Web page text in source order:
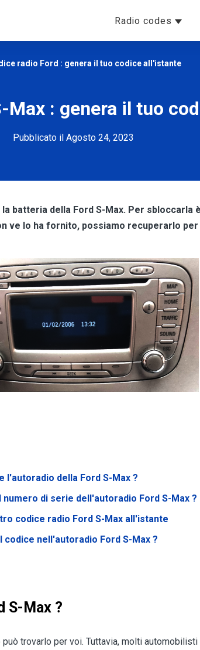
Radio codes
radio Ford : genera il tuo codice all'istante
Max : genera il tuo
Pubblicato il Agosto 24, 2023
batteria della Ford S-Max. Per
ve lo ha fornito, possiamo recuperarlo per
l'autoradio della Ford S-Max ?
di serie dell'autoradio Ford S-Max ?
codice radio Ford S-Max all'istante
codice nell'autoradio Ford S-Max ?
S-Max ?
trovarlo per voi. Tuttavia, molti